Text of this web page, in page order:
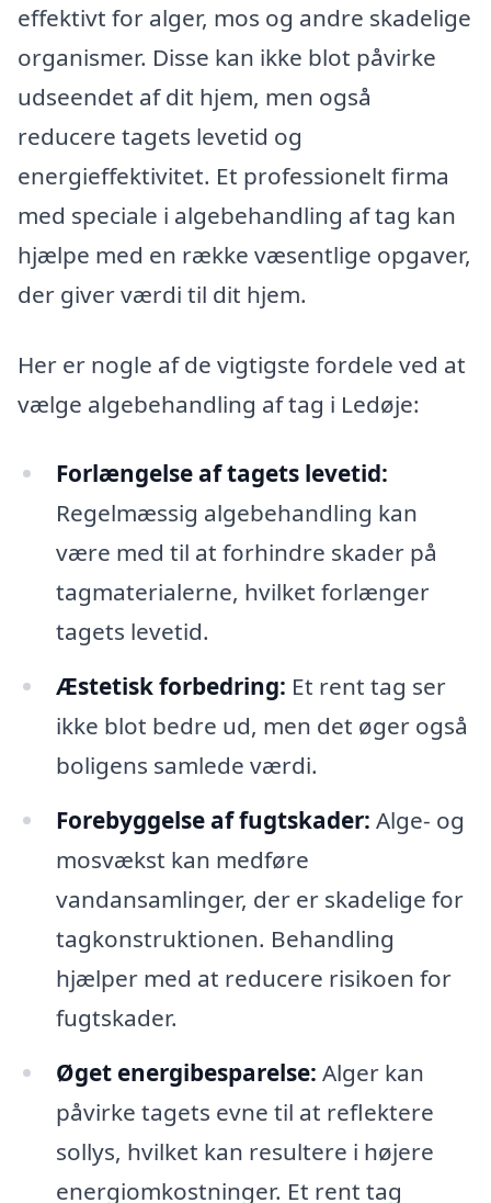
effektivt for alger, mos og andre skadelige
organismer. Disse kan ikke blot påvirke
udseendet af dit hjem, men også
reducere tagets levetid og
energieffektivitet. Et professionelt firma
med speciale i algebehandling af tag kan
hjælpe med en række væsentlige opgaver,
der giver værdi til dit hjem.
Her er nogle af de vigtigste fordele ved at
vælge algebehandling af tag i Ledøje:
Forlængelse af tagets levetid:
Regelmæssig algebehandling kan
være med til at forhindre skader på
tagmaterialerne, hvilket forlænger
tagets levetid.
Æstetisk forbedring: Et rent tag ser
ikke blot bedre ud, men det øger også
boligens samlede værdi.
Forebyggelse af fugtskader: Alge- og
mosvækst kan medføre
vandansamlinger, der er skadelige for
tagkonstruktionen. Behandling
hjælper med at reducere risikoen for
fugtskader.
Øget energibesparelse: Alger kan
påvirke tagets evne til at reflektere
sollys, hvilket kan resultere i højere
energiomkostninger. Et rent tag